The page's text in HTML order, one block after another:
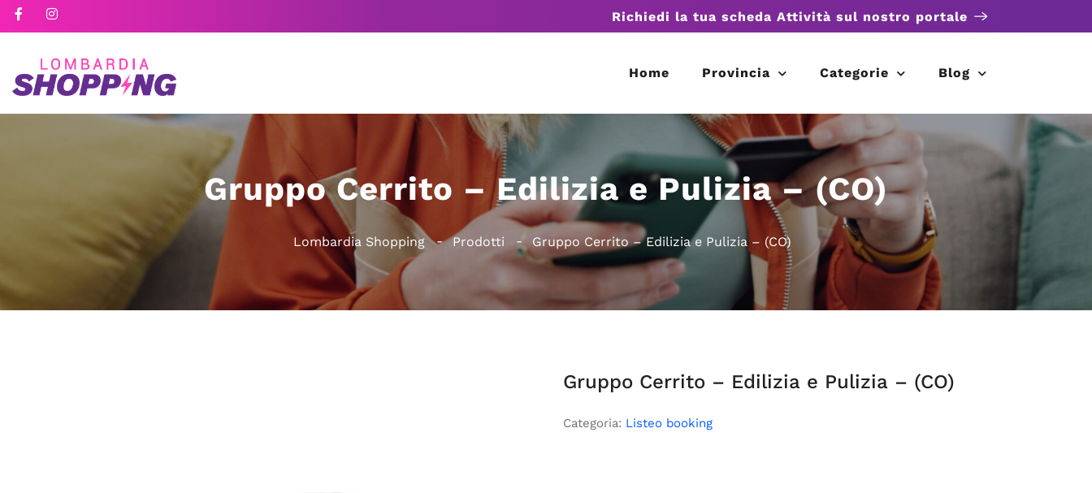
Richiedi la tua scheda Attività sul nostro portale
Home Provincia Categorie Blog
Gruppo Cerrito – Edilizia e Pulizia – (CO)
Lombardia Shopping Prodotti Gruppo Cerrito – Edilizia e Pulizia – (CO)
Gruppo Cerrito – Edilizia e Pulizia – (CO)
Categoria: Listeo booking